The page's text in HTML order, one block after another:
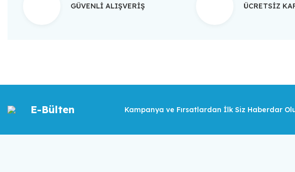
GÜVENLİ ALIŞVERİŞ ÜCRETSİZ
E-Bülten Kampanya ve Fırsatlardan İlk Siz Haberdar